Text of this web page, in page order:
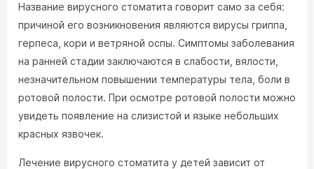
Название вирусного стоматита говорит само за себя:
причиной его возникновения являются вирусы гриппа,
герпеса, кори и ветряной оспы. Симптомы заболевания
на ранней стадии заключаются в слабости, вялости,
незначительном повышении температуры тела, боли в
ротовой полости. При осмотре ротовой полости можно
увидеть появление на слизистой и языке небольших
красных язвочек.
Лечение вирусного стоматита у детей зависит от